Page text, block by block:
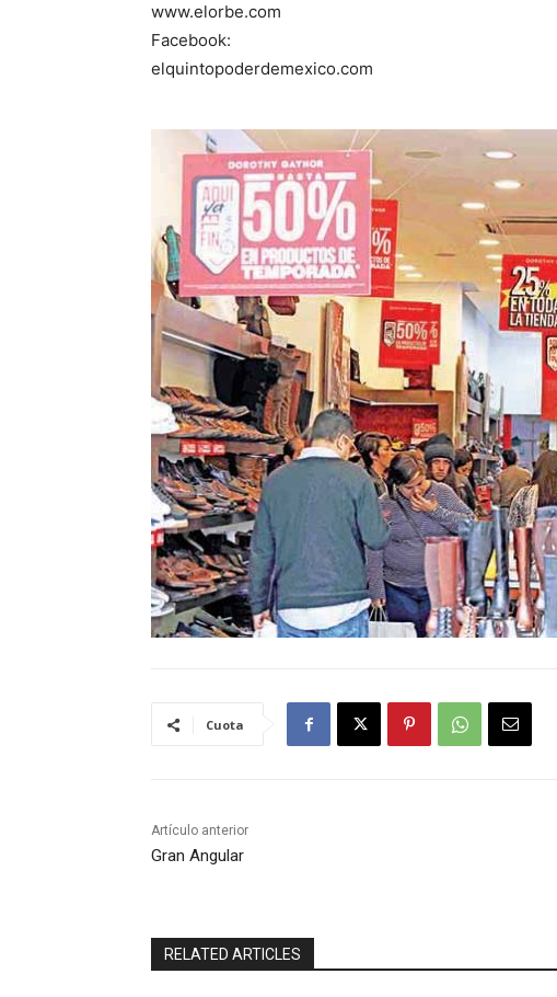
www.elorbe.com
Facebook:
elquintopoderdemexico.com
Cuota
Artículo anterior
Gran Angular
RELATED ARTICLES